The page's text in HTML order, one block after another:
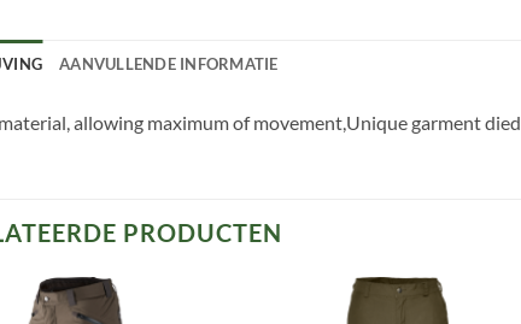
AANVULLENDE INFORMATIE
allowing maximum of movement,Unique garment died
PRODUCTEN